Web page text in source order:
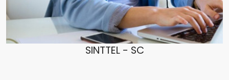
SINTTEL - SC